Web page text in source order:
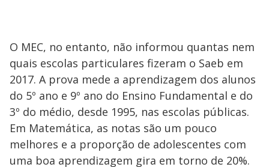
O MEC, no entanto, não informou quantas nem
quais escolas particulares fizeram o Saeb em
2017. A prova mede a aprendizagem dos alunos
do 5º ano e 9º ano do Ensino Fundamental e do
3º do médio, desde 1995, nas escolas públicas.
Em Matemática, as notas são um pouco
melhores e a proporção de adolescentes com
uma boa aprendizagem gira em torno de 20%.